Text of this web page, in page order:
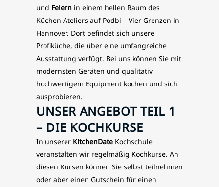
und Feiern in einem hellen Raum des
Küchen Ateliers auf Podbi – Vier Grenzen in
Hannover. Dort befindet sich unsere
Profiküche, die über eine umfangreiche
Ausstattung verfügt. Bei uns können Sie mit
modernsten Geräten und qualitativ
hochwertigem Equipment kochen und sich
ausprobieren.
UNSER ANGEBOT TEIL 1
– DIE KOCHKURSE
In unserer KitchenDate Kochschule
veranstalten wir regelmäßig Kochkurse. An
diesen Kursen können Sie selbst teilnehmen
oder aber einen Gutschein für einen